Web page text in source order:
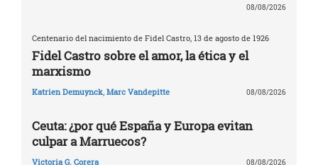
08/08/2026
Centenario del nacimiento de Fidel Castro, 13 de agosto de 1926
Fidel Castro sobre el amor, la ética y el
marxismo
Katrien Demuynck, Marc Vandepitte 08/08/2026
Ceuta: ¿por qué España y Europa evitan
culpar a Marruecos?
Victoria G. Corera 08/08/2026